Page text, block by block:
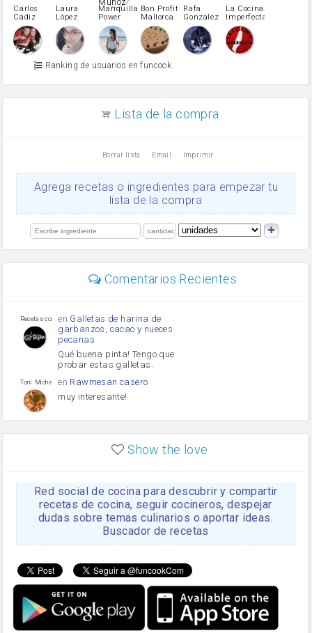
pimiento verde
miel
vino blanco
Azúcar glass
Azúcar moreno
Zumo de limón
arroz
Ajos
orégano
limón
Carlos
Cádiz
Laura
López
Martínez
Mariquilla
Power
Bon Profit
Mallorca
Rafa
Gonzalez
La Cocina
Imperfecta
Ranking de usuarios en funcook
Lista de la compra
Borrar lista Email Imprimir
Agrega recetas o ingredientes para empezar tu
lista de la compra
Comentarios Recientes
Recetas con sazon
en Galletas de harina de
garbanzos, cacao y nueces
pecanas
Qué buena pinta! Tengo que
probar estas galletas.
Toni Michel Caubet
en Rawmesan casero
muy interesante!
enLasaña casera fácil y
HOJALDROSA TV
enGachas de la abuela
Rosa
https://youtu.be/Mz69gcVO3sI
Rosa enReceta Del Bizcocho
Disculpa. En la foto aparece
el bizcocho de xoco y en el
apartado de los ingredientes
te has olvidado de poner la
cantidad q se debería de
poner. Gracias. Rosa
Show the love
Red social de cocina para descubrir y compartir
recetas de cocina, seguir cocineros, despejar
dudas sobre temas culinarios o aportar ideas.
Buscador de recetas